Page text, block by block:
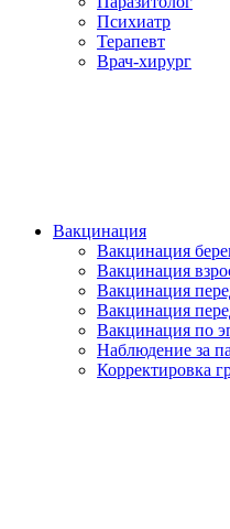
Психиатр
Терапевт
Врач-хирург
Вакцинация
Вакцинация
Вакцинация
Вакцинация
Вакцинация
Вакцинация по
Наблюдение за
Корректировка